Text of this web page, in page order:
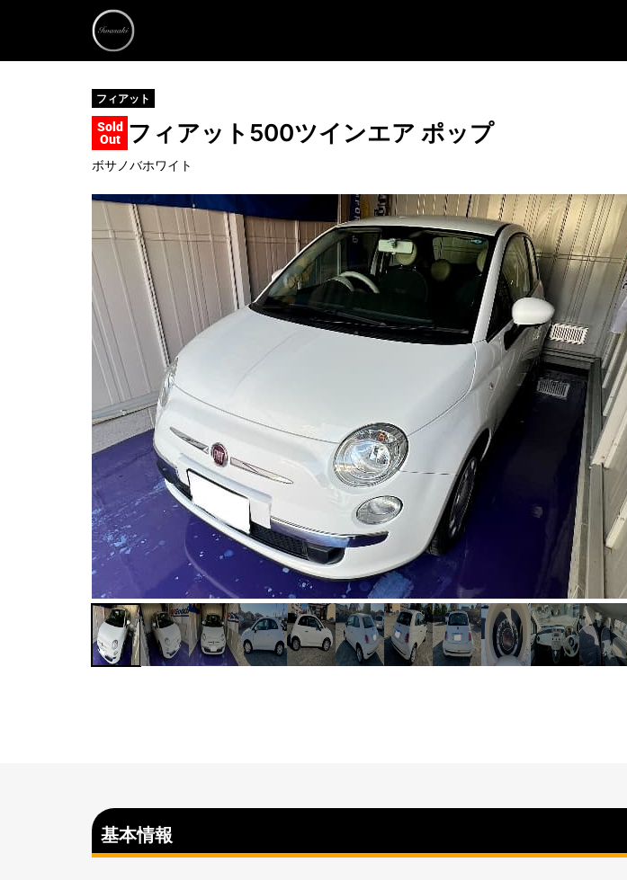
フィアット
Sold
Out
フィアット500ツインエア ポップ
ボサノバホワイト
基本情報